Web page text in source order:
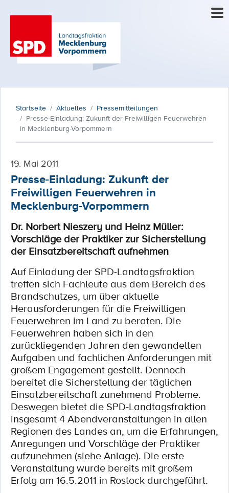
Startseite Aktuelles
Pressemitteilungen
Presse-Einladung: Zukunft der Freiwilligen Feuerwehren
in Mecklenburg-Vorpommern
19. Mai 2011
Presse-Einladung: Zukunft der
Freiwilligen Feuerwehren in
Mecklenburg-Vorpommern
Dr. Norbert Nieszery und Heinz Müller:
Vorschläge der Praktiker zur Sicherstellung
der Einsatzbereitschaft aufnehmen
Auf Einladung der SPD-Landtagsfraktion
treffen sich Fachleute aus dem Bereich des
Brandschutzes, um über aktuelle
Herausforderungen für die Freiwilligen
Feuerwehren im Land zu beraten. Die
Feuerwehren haben sich in den
zurückliegenden Jahren den gewandelten
Aufgaben und fachlichen Anforderungen mit
großem Engagement gestellt. Dennoch
bereitet die Sicherstellung der täglichen
Einsatzbereitschaft zunehmend Probleme.
Deswegen bietet die SPD-Landtagsfraktion
insgesamt 4 Abendveranstaltungen in allen
Regionen des Landes an, um die Erfahrungen,
Anregungen und Vorschläge der Praktiker
aufzunehmen (siehe Anlage). Die erste
Veranstaltung wurde bereits mit großem
Erfolg am 16.5.2011 in Rostock durchgeführt.